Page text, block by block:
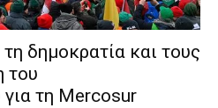
δημοκρατία και τους
του
τη Mercosur